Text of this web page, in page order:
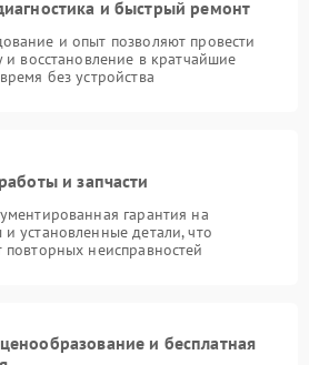
и быстрый ремонт
и опыт позволяют провести
и восстановление в кратчайшие
без устройства
и запчасти
гарантия на
установленные детали, что
неисправностей
и бесплатная